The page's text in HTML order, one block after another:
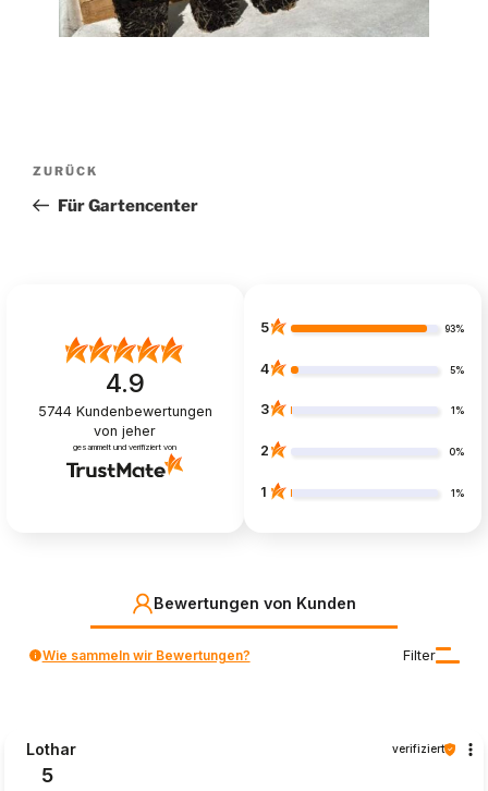
Beitragsnavigation
Vorheriger
Beitrag
ZURÜCK
Für Gartencenter
4.9
5744Kundenbewertungen
von jeher
gesammelt und verifiziert von
5 93%
4 5%
3 1%
2 0%
1 1%
Bewertungen von Kunden
Filter
Wie sammeln wir Bewertungen?
Lothar verifiziert
5